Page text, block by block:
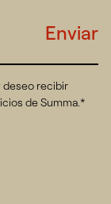
Enviar
deseo recibir
de Summa.*